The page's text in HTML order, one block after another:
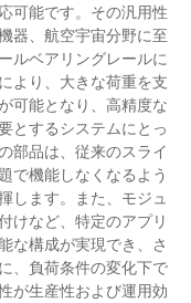
可能です。その汎用性
器、航空宇宙分野に至
ルベアリングレールに
より、大きな荷重を支
可能となり、高精度な
とするシステムにとっ
部品は、従来のスライ
で機能しなくなるよう
します。また、モジュ
けなど、特定のアプリ
な構成が実現でき、さ
、負荷条件の変化下で
が生産性および運用効